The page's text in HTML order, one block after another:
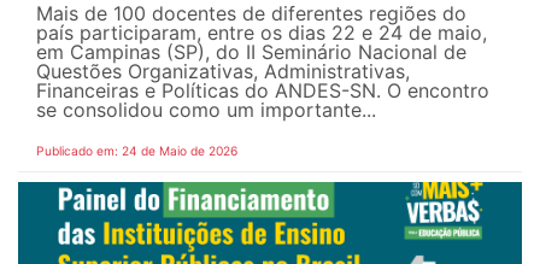
Mais de 100 docentes de diferentes regiões do
país participaram, entre os dias 22 e 24 de maio,
em Campinas (SP), do II Seminário Nacional de
Questões Organizativas, Administrativas,
Financeiras e Políticas do ANDES-SN. O encontro
se consolidou como um importante...
Publicado em: 24 de Maio de 2026